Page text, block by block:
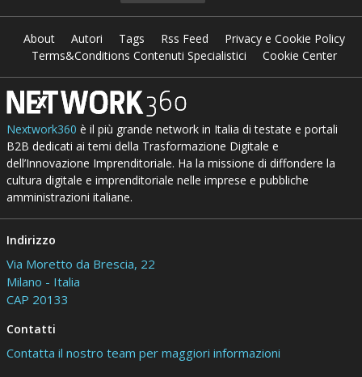
About Autori Tags Rss Feed
Privacy e Cookie Policy
Terms&Conditions Contenuti Specialistici
Cookie Center
Nextwork360 è il più grande network in Italia di testate e portali
B2B dedicati ai temi della Trasformazione Digitale e
dell’Innovazione Imprenditoriale. Ha la missione di diffondere la
cultura digitale e imprenditoriale nelle imprese e pubbliche
amministrazioni italiane.
Indirizzo
Via Moretto da Brescia, 22
Milano - Italia
CAP 20133
Contatti
Contatta il nostro team per maggiori informazioni